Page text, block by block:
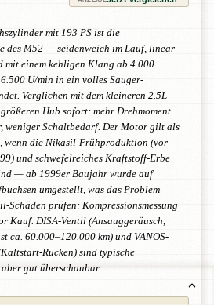
mit 193 PS ist die
des M52 — seidenweich im Lauf, linear
mit einem kehligen Klang ab 4.000
U/min in ein volles Sauger-
Verglichen mit dem kleineren 2.5L
Hub sofort: mehr Drehmoment
weniger Schaltbedarf. Der Motor gilt als
wenn die Nikasil-Frühproduktion (vor
und schwefelreiches Kraftstoff-Erbe
— ab 1999er Baujahr wurde auf
umgestellt, was das Problem
Schäden prüfen: Kompressionsmessung
Kauf. DISA-Ventil (Ansauggeräusch,
ca. 60.000–120.000 km) und VANOS-
Rucken) sind typische
gut überschaubar.